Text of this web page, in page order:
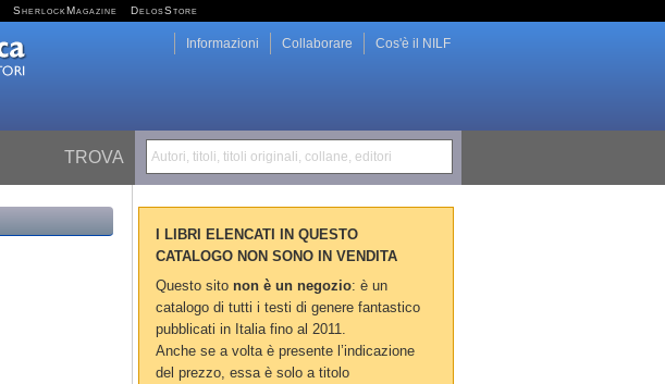
SherlockMagazine DelosStore
TROVA Autori, titoli, titoli originali, collane, editori
Cos'è il NILF
Collaborare
Informazioni
I LIBRI ELENCATI IN QUESTO
CATALOGO NON SONO IN VENDITA
Questo sito non è un negozio: è un
catalogo di tutti i testi di genere fantastico
pubblicati in Italia fino al 2011.
Anche se a volta è presente l’indicazione
del prezzo, essa è solo a titolo